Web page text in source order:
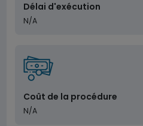
Délai d'exécution
N/A
Coût de la procédure
N/A